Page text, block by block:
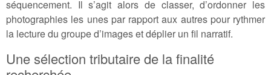
séquencement. Il s’agit alors de classer, d’ordonner les
photographies les unes par rapport aux autres pour rythmer
la lecture du groupe d’images et déplier un fil narratif.
Une sélection tributaire de la finalité